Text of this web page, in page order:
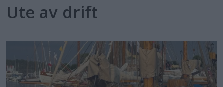
Ute av drift